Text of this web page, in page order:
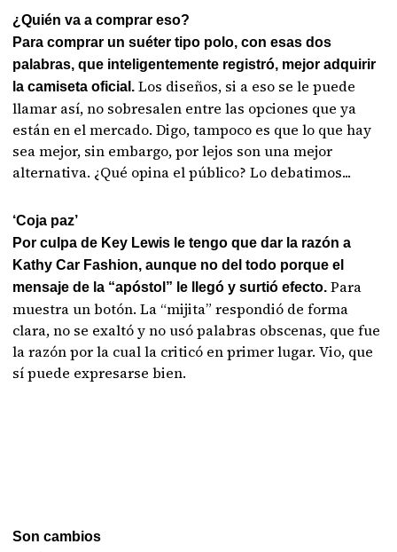
¿Quién va a comprar eso?
Para comprar un suéter tipo polo, con esas dos
palabras, que inteligentemente registró, mejor adquirir
la camiseta oficial. Los diseños, si a eso se le puede
llamar así, no sobresalen entre las opciones que ya
están en el mercado. Digo, tampoco es que lo que hay
sea mejor, sin embargo, por lejos son una mejor
alternativa. ¿Qué opina el público? Lo debatimos...
‘Coja paz’
Por culpa de Key Lewis le tengo que dar la razón a
Kathy Car Fashion, aunque no del todo porque el
mensaje de la “apóstol” le llegó y surtió efecto.Para
muestra un botón. La “mijita” respondió de forma
clara, no se exaltó y no usó palabras obscenas, que fue
la razón por la cual la criticó en primer lugar. Vio, que
sí puede expresarse bien.
Son cambios